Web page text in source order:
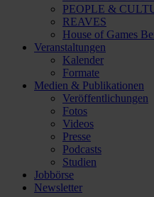
PEOPLE &
REAVES
House of Games
Veranstaltungen
Kalender
Formate
Medien & Publikationen
Veröffentlichungen
Fotos
Videos
Presse
Podcasts
Studien
Jobbörse
Newsletter